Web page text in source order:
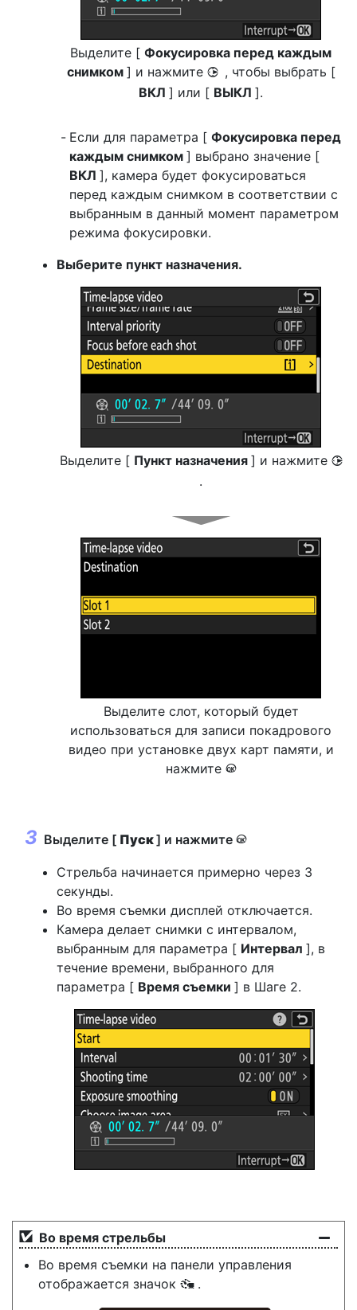
Выделите [ Фокусировка перед каждым
снимком ] и нажмите 2 , чтобы выбрать [
ВКЛ ] или [ ВЫКЛ ].
Если для параметра [ Фокусировка перед
каждым снимком ] выбрано значение [
ВКЛ ], камера будет фокусироваться
перед каждым снимком в соответствии с
выбранным в данный момент параметром
режима фокусировки.
Выберите пункт назначения.
Выделите [ Пункт назначения ] и нажмите 2
.
Выделите слот, который будет
использоваться для записи покадрового
видео при установке двух карт памяти, и
нажмите J
Выделите [ Пуск] и нажмите J
Стрельба начинается примерно через 3
секунды.
Во время съемки дисплей отключается.
Камера делает снимки с интервалом,
выбранным для параметра [ Интервал ], в
течение времени, выбранного для
параметра [ Время съемки ] в Шаге 2.
Во время стрельбы
Во время съемки на панели управления
отображается значок 8 .